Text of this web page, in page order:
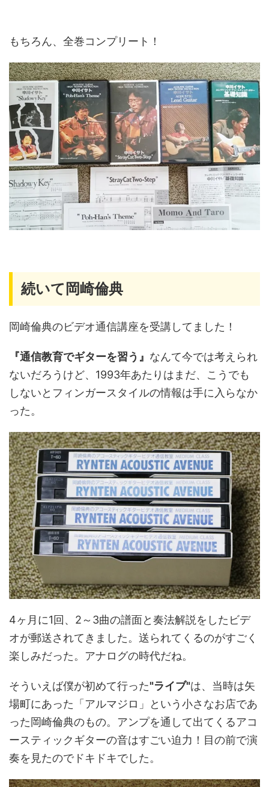
もちろん、全巻コンプリート！
続いて岡崎倫典
岡崎倫典のビデオ通信講座を受講してました！
『通信教育でギターを習う』 なんて今では考えられ
ないだろうけど、1993年あたりはまだ、こうでも
しないとフィンガースタイルの情報は手に入らなか
った。
4ヶ月に1回、2～3曲の譜面と奏法解説をしたビデ
オが郵送されてきました。送られてくるのがすごく
楽しみだった。アナログの時代だね。
そういえば僕が初めて行った"ライブ"は、当時は矢
場町にあった「アルマジロ」という小さなお店であ
った岡崎倫典のもの。アンプを通して出てくるアコ
ースティックギターの音はすごい迫力！目の前で演
奏を見たのでドキドキでした。